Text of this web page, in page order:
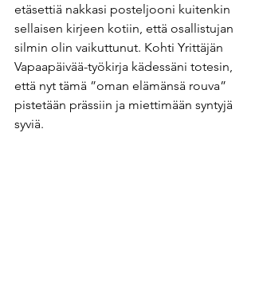
etäsettiä nakkasi posteljooni kuitenkin
sellaisen kirjeen kotiin, että osallistujan
silmin olin vaikuttunut. Kohti Yrittäjän
Vapaapäivää-työkirja kädessäni totesin,
että nyt tämä ”oman elämänsä rouva”
pistetään prässiin ja miettimään syntyjä
syviä.